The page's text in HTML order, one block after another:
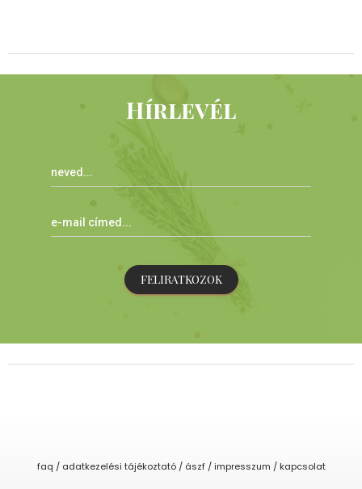
Hírlevél
FELIRATKOZOK
faq / adatkezelési tájékoztató / ászf / impresszum / kapcsolat